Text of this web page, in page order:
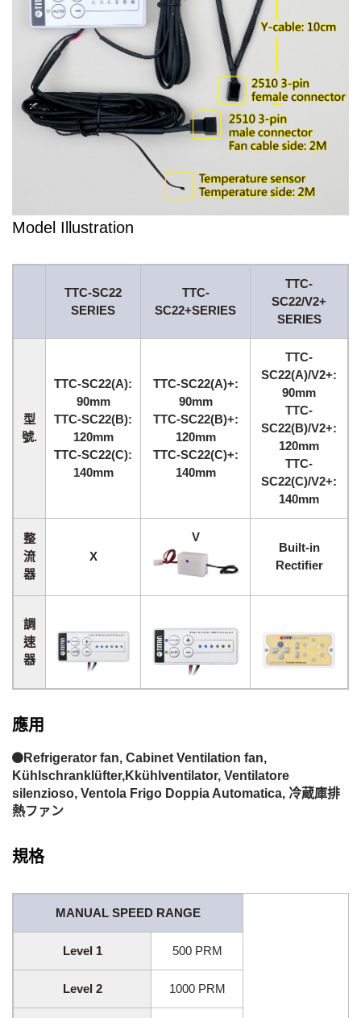
Model Illustration
TTC-SC22
SERIES
TTC-
SC22+SERIES
TTC-
SC22/V2+
SERIES
型
號.
TTC-SC22(A):
90mm
TTC-SC22(B):
120mm
TTC-SC22(C):
140mm
TTC-SC22(A)+:
90mm
TTC-SC22(B)+:
120mm
TTC-SC22(C)+:
140mm
TTC-
SC22(A)/V2+:
90mm
TTC-
SC22(B)/V2+:
120mm
TTC-
SC22(C)/V2+:
140mm
整
流
器
X
V
Built-in
Rectifier
調
速
器
應用
Refrigerator fan, Cabinet Ventilation fan,
Kühlschranklüfter,Kkühlventilator, Ventilatore
silenzioso, Ventola Frigo Doppia Automatica, 冷蔵庫排
熱ファン
規格
MANUAL SPEED RANGE
Level 1 500 PRM
Level 2 1000 PRM